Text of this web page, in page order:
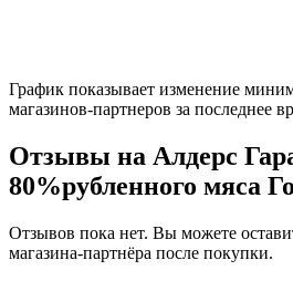
График показывает изменение
магазинов-партнеров за последнее
Отзывы на Алдерс
80%рубленного мяса
Отзывов пока нет. Вы можете
магазина-партнёра после покупки.